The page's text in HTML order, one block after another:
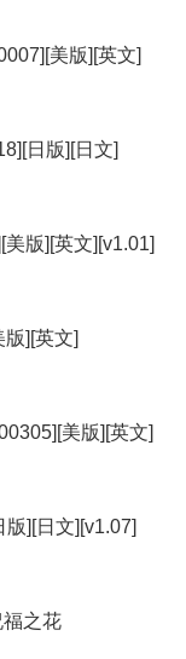
美版][英文]
日版][日文]
版][英文][v1.01]
][英文]
美版][英文]
][日文][v1.07]
之花